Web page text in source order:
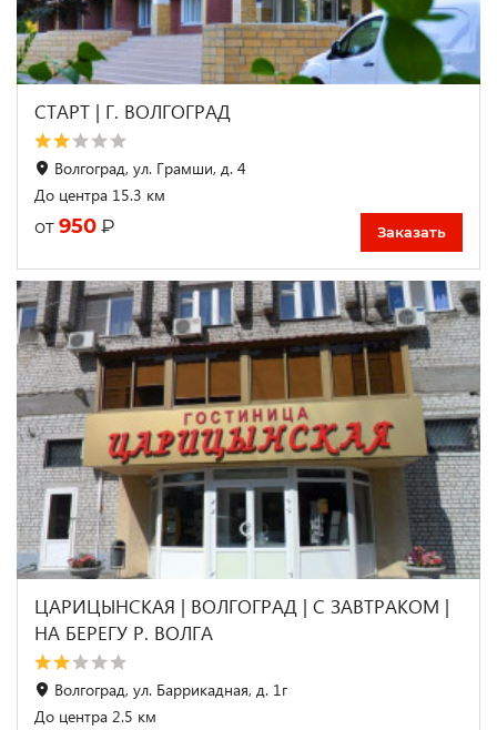
СТАРТ | Г. ВОЛГОГРАД
Волгоград, ул. Грамши, д. 4
До центра 15.3 км
от 950 ₽ Заказать
ЦАРИЦЫНСКАЯ | ВОЛГОГРАД | С ЗАВТРАКОМ |
НА БЕРЕГУ Р. ВОЛГА
Волгоград, ул. Баррикадная, д. 1г
До центра 2.5 км